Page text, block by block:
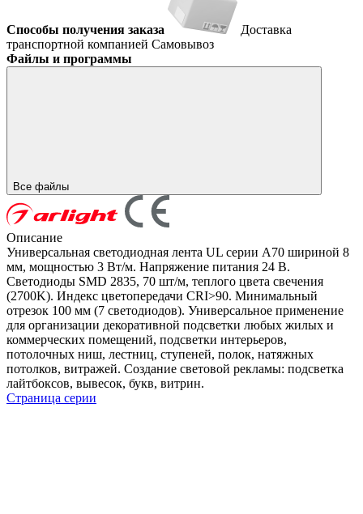
Способы получения заказа
Доставка
транспортной компанией Самовывоз
Файлы и программы
Все файлы
Описание
Универсальная светодиодная лента UL серии A70 шириной 8
мм, мощностью 3 Вт/м. Напряжение питания 24 В.
Светодиоды SMD 2835, 70 шт/м, теплого цвета свечения
(2700K). Индекс цветопередачи CRI>90. Минимальный
отрезок 100 мм (7 светодиодов). Универсальное применение
для организации декоративной подсветки любых жилых и
коммерческих помещений, подсветки интерьеров,
потолочных ниш, лестниц, ступеней, полок, натяжных
потолков, витражей. Создание световой рекламы: подсветка
лайтбоксов, вывесок, букв, витрин.
Страница серии